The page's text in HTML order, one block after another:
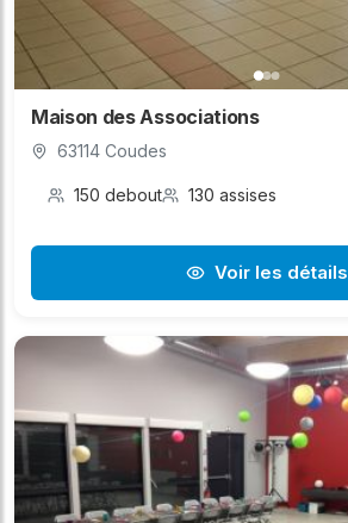
Maison des Associations
63114 Coudes
150 debout 130 assises
Voir les détails